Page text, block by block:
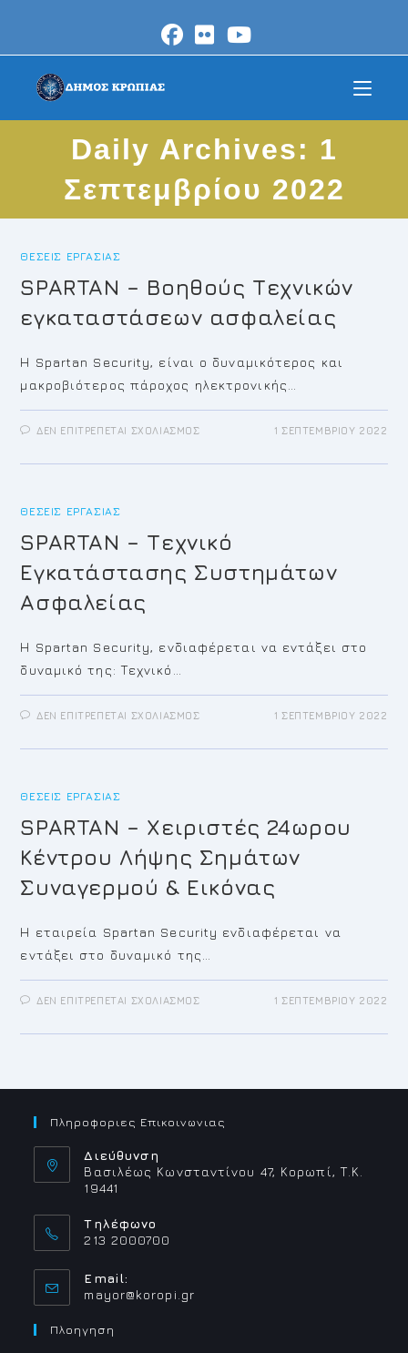
content
Daily Archives: 1
Σεπτεμβρίου 2022
ΘΈΣΕΙΣ ΕΡΓΑΣΊΑΣ
SPARTAN – Βοηθούς Τεχνικών
εγκαταστάσεων ασφαλείας
Η Spartan Security, είναι ο δυναμικότερος και
μακροβιότερος πάροχος ηλεκτρονικής…
ΔΕΝ ΕΠΙΤΡΈΠΕΤΑΙ ΣΧΟΛΙΑΣΜΌΣΣΤΟ
ΒΟΗΘΟΎΣ
1 ΣΕΠΤΕΜΒΡΊΟΥ 2022
ΘΈΣΕΙΣ ΕΡΓΑΣΊΑΣ
SPARTAN – Τεχνικό
Εγκατάστασης Συστημάτων
Ασφαλείας
Η Spartan Security, ενδιαφέρεται να εντάξει στο
δυναμικό της: Τεχνικό…
ΔΕΝ ΕΠΙΤΡΈΠΕΤΑΙ ΣΧΟΛΙΑΣΜΌΣΣΤΟ
ΤΕΧΝΙΚΌ
1 ΣΕΠΤΕΜΒΡΊΟΥ 2022
ΘΈΣΕΙΣ ΕΡΓΑΣΊΑΣ
SPARTAN – Χειριστές 24ωρου
Κέντρου Λήψης Σημάτων
Συναγερμού & Εικόνας
Η εταιρεία Spartan Security ενδιαφέρεται να
εντάξει στο δυναμικό της…
ΔΕΝ ΕΠΙΤΡΈΠΕΤΑΙ ΣΧΟΛΙΑΣΜΌΣΣΤΟ
ΧΕΙΡΙΣΤΈΣ
ΣΥΝΑΓΕΡΜΟΎ
ΕΙΚΌΝΑΣ
1 ΣΕΠΤΕΜΒΡΊΟΥ 2022
Πληροφοριες Επικοινωνιας
Διεύθυνση
Βασιλέως Κωνσταντίνου 47, Κορωπί, Τ.Κ.
19441
Τηλέφωνο
213 2000700
Email:
mayor@koropi.grOpens
Πλοηγηση